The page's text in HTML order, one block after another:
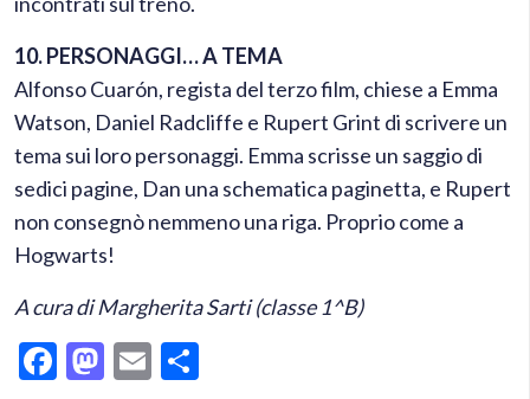
10. PERSONAGGI… A TEMA
Alfonso Cuarón, regista del terzo film, chiese a Emma
Watson, Daniel Radcliffe e Rupert Grint di scrivere un
tema sui loro personaggi. Emma scrisse un saggio di
sedici pagine, Dan una schematica paginetta, e Rupert
non consegnò nemmeno una riga. Proprio come a
Hogwarts!
A cura di Margherita Sarti (classe 1^B)
Facebook
Mastodon
Email